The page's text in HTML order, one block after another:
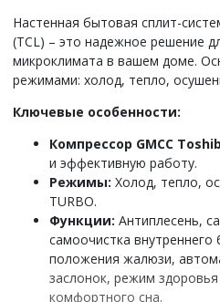
Настенная бытовая сплит-
(TCL) – это надежное решение
микроклимата в вашем доме.
режимами: холод, тепло,
Ключевые особенности:
Компрессор GMCC
и эффективную работу.
Режимы: Холод, тепло,
TURBO.
Функции: Антиплесень,
самоочистка внутреннего
положения жалюзи,
заслонок, режим
комфортного сна.